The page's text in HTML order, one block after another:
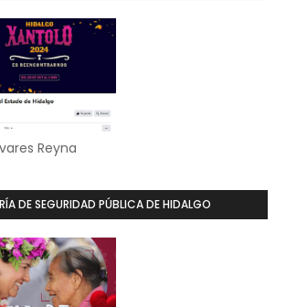
Reyna
DE SEGURIDAD PÚBLICA DE HIDALGO